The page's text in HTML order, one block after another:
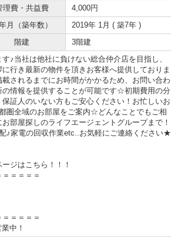
理費・共益費
4,000円
月（築年数）
2019年 1月 ( 築7年 )
階建 3階建
♪当社は他社に負けない総合仲介店を目指し、
行き最新の物件を頂きお客様へ提供しておりま
されるまでにお時間がかかるため、お問い合わ
情報を提供することが可能です☆初期費用の分
証人のいない方もご安心ください！お忙しいお
圏全域のお部屋をご案内☆どんなことでもご相
部屋探しのライフエージェントグループまで！
♪家電の回収作業etc..お気軽にご連絡ください★
ジはこちら！！！
＝＝＝＝
＝＝＝＝
中！